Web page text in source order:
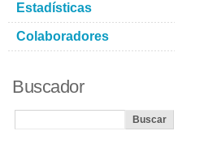
Estadísticas
Colaboradores
Buscador